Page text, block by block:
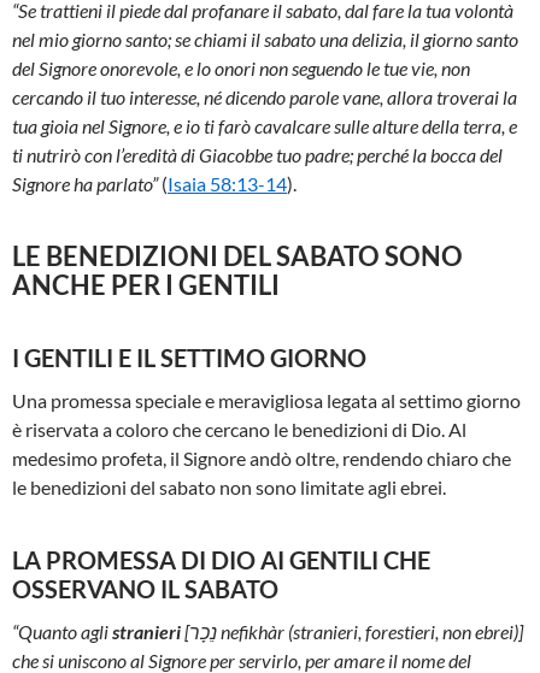
“Se trattieni il piede dal profanare il sabato, dal fare la tua volontà
nel mio giorno santo; se chiami il sabato una delizia, il giorno santo
del Signore onorevole, e lo onori non seguendo le tue vie, non
cercando il tuo interesse, né dicendo parole vane, allora troverai la
tua gioia nel Signore, e io ti farò cavalcare sulle alture della terra, e
ti nutrirò con l’eredità di Giacobbe tuo padre; perché la bocca del
Signore ha parlato”(Isaia 58:13-14).
LE BENEDIZIONI DEL SABATO SONO
ANCHE PER I GENTILI
I GENTILI E IL SETTIMO GIORNO
Una promessa speciale e meravigliosa legata al settimo giorno
è riservata a coloro che cercano le benedizioni di Dio. Al
medesimo profeta, il Signore andò oltre, rendendo chiaro che
le benedizioni del sabato non sono limitate agli ebrei.
LA PROMESSA DI DIO AI GENTILI CHE
OSSERVANO IL SABATO
“Quanto aglistranieri[‏נֵכָר nefikhàr (stranieri, forestieri, non ebrei)]
che si uniscono al Signore per servirlo, per amare il nome del